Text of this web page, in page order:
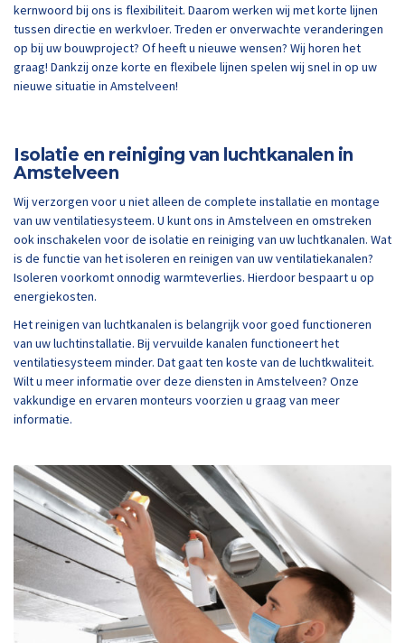
kernwoord bij ons is flexibiliteit. Daarom werken wij met korte lijnen
tussen directie en werkvloer. Treden er onverwachte veranderingen
op bij uw bouwproject? Of heeft u nieuwe wensen? Wij horen het
graag! Dankzij onze korte en flexibele lijnen spelen wij snel in op uw
nieuwe situatie in Amstelveen!
Isolatie en reiniging van luchtkanalen in
Amstelveen
Wij verzorgen voor u niet alleen de complete installatie en montage
van uw ventilatiesysteem. U kunt ons in Amstelveen en omstreken
ook inschakelen voor de isolatie en reiniging van uw luchtkanalen. Wat
is de functie van het isoleren en reinigen van uw ventilatiekanalen?
Isoleren voorkomt onnodig warmteverlies. Hierdoor bespaart u op
energiekosten.
Het reinigen van luchtkanalen is belangrijk voor goed functioneren
van uw luchtinstallatie. Bij vervuilde kanalen functioneert het
ventilatiesysteem minder. Dat gaat ten koste van de luchtkwaliteit.
Wilt u meer informatie over deze diensten in Amstelveen? Onze
vakkundige en ervaren monteurs voorzien u graag van meer
informatie.